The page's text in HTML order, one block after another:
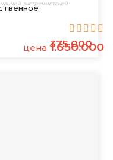
375.000
цена 1.650.000
экстремистской